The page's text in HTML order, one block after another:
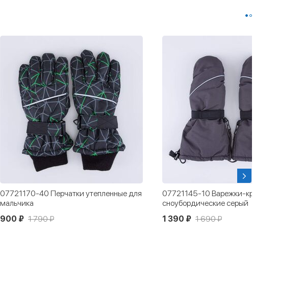
07721170-40 Перчатки утепленные для
мальчика
900 ₽ 1 790 ₽
07721145-10 Варежки-краги
сноубордические серый
1 390 ₽ 1 690 ₽